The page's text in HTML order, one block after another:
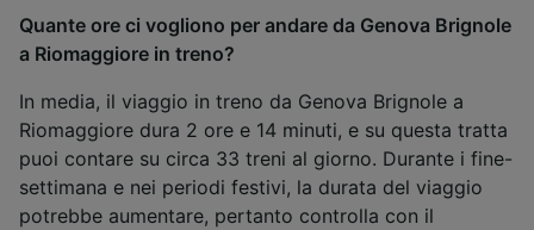
Quante ore ci vogliono per andare da Genova Brignole
a Riomaggiore in treno?
In media, il viaggio in treno da Genova Brignole a
Riomaggiore dura 2 ore e 14 minuti, e su questa tratta
puoi contare su circa 33 treni al giorno. Durante i fine-
settimana e nei periodi festivi, la durata del viaggio
potrebbe aumentare, pertanto controlla con il